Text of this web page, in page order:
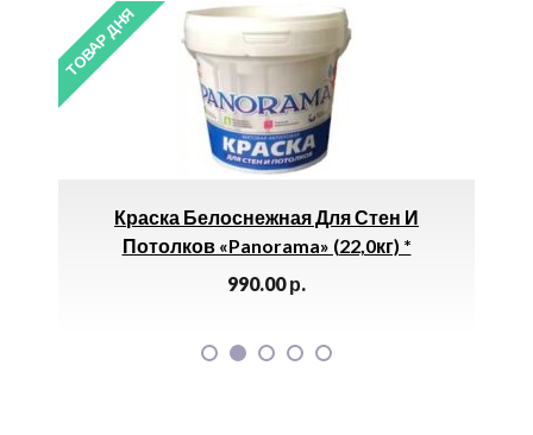
ТОВАР ДНЯ
Краска Белоснежная Для Стен И
Потолков «Panorama» (22,0кг) *
990.00р.